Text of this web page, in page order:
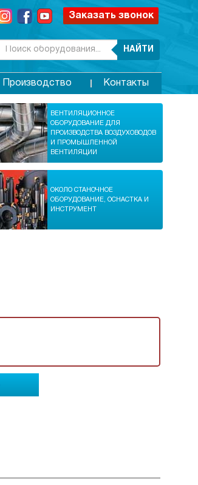
Заказать звонок
НАЙТИ
Производство Контакты
ВЕНТИЛЯЦИОННОЕ
ОБОРУДОВАНИЕ ДЛЯ
ПРОИЗВОДСТВА ВОЗДУХОВОДОВ
И ПРОМЫШЛЕННОЙ
ВЕНТИЛЯЦИИ
ОКОЛО СТАНОЧНОЕ
ОБОРУДОВАНИЕ, ОСНАСТКА И
ИНСТРУМЕНТ